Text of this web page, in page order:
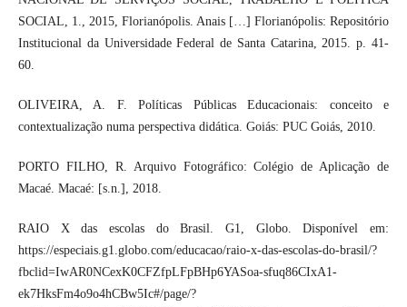
SOCIAL, 1., 2015, Florianópolis. Anais […] Florianópolis: Repositório
Institucional da Universidade Federal de Santa Catarina, 2015. p. 41-
60.
OLIVEIRA, A. F. Políticas Públicas Educacionais: conceito e
contextualização numa perspectiva didática. Goiás: PUC Goiás, 2010.
PORTO FILHO, R. Arquivo Fotográfico: Colégio de Aplicação de
Macaé. Macaé: [s.n.], 2018.
RAIO X das escolas do Brasil. G1, Globo. Disponível em:
https://especiais.g1.globo.com/educacao/raio-x-das-escolas-do-brasil/?
fbclid=IwAR0NCexK0CFZfpLFpBHp6YASoa-sfuq86CIxA1-
ek7HksFm4o9o4hCBw5Ic#/page/?